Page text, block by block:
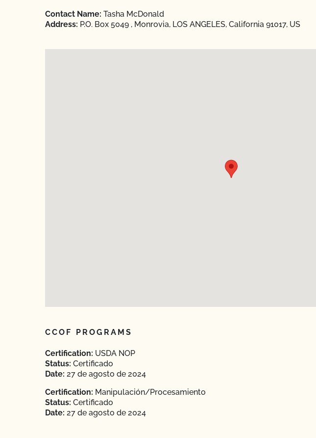
Contact Name: Tasha McDonald
Address: P.O. Box 5049 , Monrovia, LOS ANGELES, California 91017, US
CCOF PROGRAMS
Certification: USDA NOP
Status: Certificado
Date: 27 de agosto de 2024
Certification: Manipulación/Procesamiento
Status: Certificado
Date: 27 de agosto de 2024